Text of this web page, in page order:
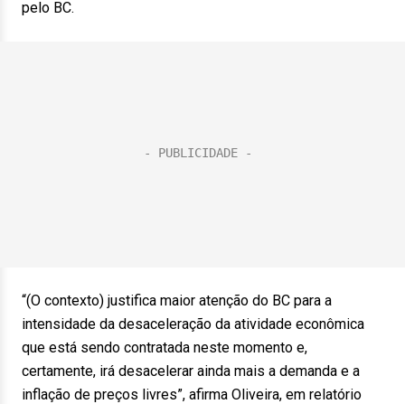
pelo BC.
“(O contexto) justifica maior atenção do BC para a
intensidade da desaceleração da atividade econômica
que está sendo contratada neste momento e,
certamente, irá desacelerar ainda mais a demanda e a
inflação de preços livres”, afirma Oliveira, em relatório